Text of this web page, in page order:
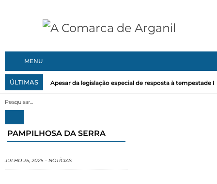
MENU
ÚLTIMAS Apesar da legislação especial de resposta à tempestade
PAMPILHOSA DA SERRA
JULHO 25, 2025 - NOTÍCIAS